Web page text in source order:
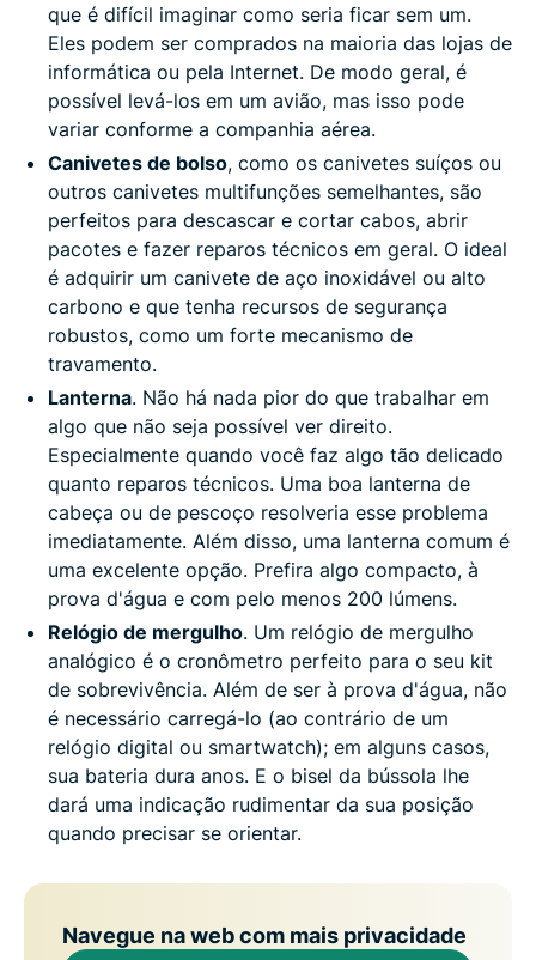
que é difícil imaginar como seria ficar sem um.
Eles podem ser comprados na maioria das lojas de
informática ou pela Internet. De modo geral, é
possível levá-los em um avião, mas isso pode
variar conforme a companhia aérea.
Canivetes de bolso, como os canivetes suíços ou
outros canivetes multifunções semelhantes, são
perfeitos para descascar e cortar cabos, abrir
pacotes e fazer reparos técnicos em geral. O ideal
é adquirir um canivete de aço inoxidável ou alto
carbono e que tenha recursos de segurança
robustos, como um forte mecanismo de
travamento.
Lanterna. Não há nada pior do que trabalhar em
algo que não seja possível ver direito.
Especialmente quando você faz algo tão delicado
quanto reparos técnicos. Uma boa lanterna de
cabeça ou de pescoço resolveria esse problema
imediatamente. Além disso, uma lanterna comum é
uma excelente opção. Prefira algo compacto, à
prova d'água e com pelo menos 200 lúmens.
Relógio de mergulho. Um relógio de mergulho
analógico é o cronômetro perfeito para o seu kit
de sobrevivência. Além de ser à prova d'água, não
é necessário carregá-lo (ao contrário de um
relógio digital ou smartwatch); em alguns casos,
sua bateria dura anos. E o bisel da bússola lhe
dará uma indicação rudimentar da sua posição
quando precisar se orientar.
Navegue na web com mais privacidade